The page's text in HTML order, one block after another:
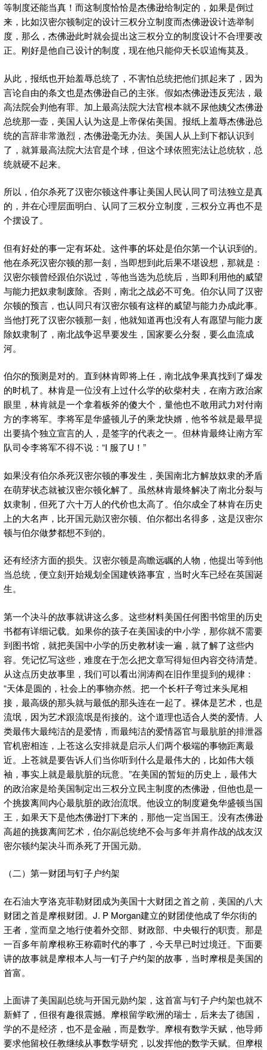
等制度还能当真！而这制度恰恰是杰佛逊给制定的，如果是倒过
来，比如汉密尔顿制定的设计三权分立制度而杰佛逊设计选举制
度，那么，杰佛逊此时就会提出这三权分立的制度设计不合理要改
正。刚好是他自己设计的制度，现在他只能仰天长叹追悔莫及。
从此，报纸也开始羞辱总统了，不害怕总统把他们抓起来了，因为
言论自由的条文也是杰佛逊自己的主张。假如杰佛逊违反宪法，最
高法院会判他有罪。加上最高法院大法官根本就不尿他姨父杰佛逊
总统那一壶，美国人认为这是上帝保佑美国。报纸上羞辱杰佛逊总
统的言辞非常激烈，杰佛逊毫无办法。美国人从上到下都认识到
了，就算最高法院大法官是个球，但这个球依照宪法让总统软，总
统就硬不起来。
所以，伯尔杀死了汉密尔顿这件事让美国人民认同了司法独立是真
的，并在心理层面明白、认同了三权分立制度，三权分立再也不是
个摆设了。
但有好处的事一定有坏处。这件事的坏处是伯尔第一个认识到的。
他在杀死汉密尔顿的那一刻，当即想到此后果不堪设想，那就是：
汉密尔顿曾经跟伯尔说过，等他当选为总统后，当即利用他的威望
与能力把奴隶制废除。否则，南北之战必不可免。伯尔认同了汉密
尔顿的预言，也认同只有汉密尔顿有这样的威望与能力办成此事。
当他打死了汉密尔顿那一刻，他就知道再也没有人有愿望与能力废
除奴隶制了，南北战争迟早要发生，国家要么分裂，要么血流成
河。
伯尔的预测是对的。直到林肯即将上任，南北战争果真找到了爆发
的时机了。林肯是一位没有上过什么学的砍柴村夫，在南方政治家
眼里，林肯就是一个拿着板斧的傻大个，量他也不敢用武力对付南
方的李将军。李将军是华盛顿儿子的乘龙快婿，他爷爷就是最早提
出要搞个独立宣言的人，是签字的代表之一。但林肯最终让南方军
队司令李将军不得不说：“I 服了U！”
如果没有伯尔杀死汉密尔顿的事发生，美国南北方解放奴隶的矛盾
在萌芽状态就被汉密尔顿化解了。虽然林肯最终解决了南北分裂与
奴隶制，但死了六十万人的代价也太高了。伯尔成全了林肯在历史
上的大名声，比开国元勋汉密尔顿、伯尔都出名得多，这是汉密尔
顿与伯尔做梦都想不到的。
还有经济方面的损失。汉密尔顿是高瞻远瞩的人物，他提出等到他
当总统，便立刻开始规划全国建铁路事宜，当时火车已经在英国诞
生。
第一个决斗的故事就讲这么多。这些材料美国任何图书馆里的历史
书都有详细记载。如果你的孩子在美国读的中小学，那你就不需要
到图书馆，就把美国中小学的历史教材读一遍，就了解了这些内
容。凭记忆写这些，难度在于怎么把文章写得短但内容交待清楚。
从这点历史故事里，我们可以看出润涛阎在旧作里提到的规律：
“天体是圆的，社会上的事物亦然。把一个长杆子弯过来头尾相
接，最高级的那头就与最低的那头连在一起了。裸体是艺术，也是
流氓，因为艺术跟流氓是衔接的。这个道理也适合人类的爱情。人
类最伟大最纯洁的是爱情，而最纯洁的爱情器官与最肮脏的排泄器
官机密相连，上苍这么安排就是启示人们两个极端的事物距离最
近。上苍就是要告诉人们当你听到什么是最伟大的，比如伟大领
袖，事实上就是最肮脏的玩意。”在美国的暂短的历史上，最伟大
的政治家是给美国制定出三权分立民主制度的杰佛逊，但他也是一
个挑拨离间内心最肮脏的政治流氓。他设立的制度避免华盛顿当国
王，如果天下是他杰佛逊打下来的，那他一定当国王。没有杰佛逊
高超的挑拨离间艺术，伯尔副总统绝不会与多年并肩作战的战友汉
密尔顿约架决斗而杀死了开国元勋。
（二）第一财团与钉子户约架
在石油大亨洛克菲勒财团成为美国十大财团之首之前，美国的八大
财团之首是摩根财团。J. P Morgan建立的财团使他成了华尔街的
王者，堂而皇之地行使着外交部、财政部、中央银行的职责。那是
一百多年前摩根称王称霸时代的事了，今天早已时过境迁。下面要
讲的故事就是摩根本人与一钉子户约架的故事，当时摩根是美国的
首富。
上面讲了美国副总统与开国元勋约架，这首富与钉子户约架也就不
新鲜了，但很有趣很震撼。摩根留学欧洲的瑞士，后来去了德国，
学的不是经济，也不是金融，而是数学。摩根有数学天赋，他导师
要求他留校任教继续从事数学研究，以发挥他的数学天赋。但摩根